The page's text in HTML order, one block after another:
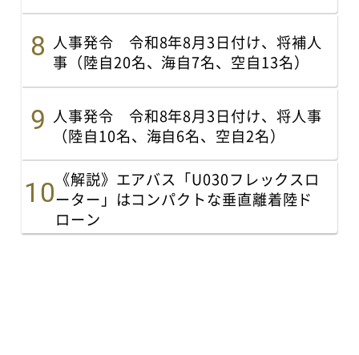
人事発令 令和8年8月3日付け、将補人
事（陸自20名、海自7名、空自13名）
人事発令 令和8年8月3日付け、将人事
（陸自10名、海自6名、空自2名）
《解説》エアバス「U030フレックスロ
ーター」はコンパクトな垂直離着陸ド
ローン